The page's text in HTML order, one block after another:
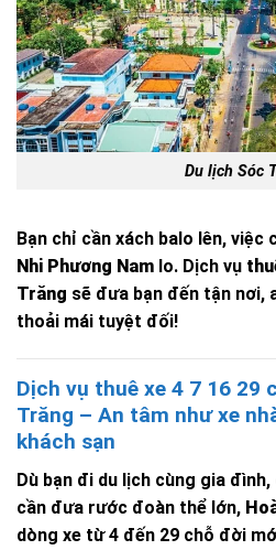
Du lịch Sóc
Bạn chỉ cần xách balo lên, việc
Nhi Phương Nam lo. Dịch vụ
Trăng sẽ đưa bạn đến tận nơi,
thoải mái tuyệt đối!
Dịch vụ thuê xe 4 7 16 29
Trăng – An tâm như xe
khách sạn
Dù bạn đi du lịch cùng gia
cần đưa rước đoàn thể lớn,
dòng xe từ 4 đến 29 chỗ đời